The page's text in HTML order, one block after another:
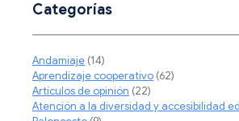
Categorías
Andamiaje (14)
Aprendizaje cooperativo (62)
Artículos de opinión (22)
Atención a la diversidad y accesibilidad